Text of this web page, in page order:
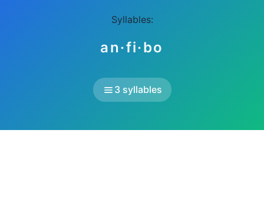
Syllables:
an·fi·bo
3 syllables